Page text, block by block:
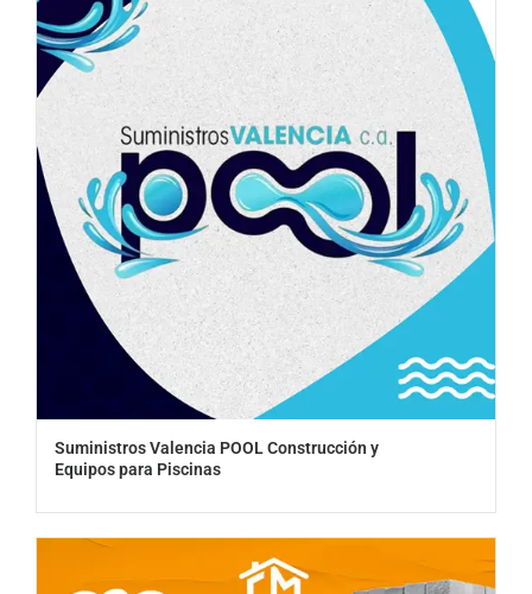
Suministros Valencia POOL Construcción y
Equipos para Piscinas